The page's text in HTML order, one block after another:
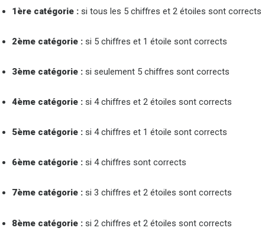
1ère catégorie : si tous les 5 chiffres et 2 étoiles sont corrects
2ème catégorie : si 5 chiffres et 1 étoile sont corrects
3ème catégorie : si seulement 5 chiffres sont corrects
4ème catégorie : si 4 chiffres et 2 étoiles sont corrects
5ème catégorie : si 4 chiffres et 1 étoile sont corrects
6ème catégorie : si 4 chiffres sont corrects
7ème catégorie : si 3 chiffres et 2 étoiles sont corrects
8ème catégorie : si 2 chiffres et 2 étoiles sont corrects